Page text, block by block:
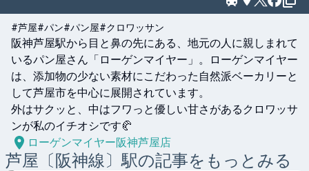
#芦屋#パン#パン屋#クロワッサン
阪神芦屋駅から目と鼻の先にある、地元の人に親しまれて
いるパン屋さん「ローゲンマイヤー」。ローゲンマイヤー
は、添加物の少ない素材にこだわった自然派ベーカリーと
して芦屋市を中心に展開されています。
外はサクッと、中はフワっと優しい甘さがあるクロワッサ
ンが私のイチオシです🥐
ローゲンマイヤー阪神芦屋店
芦屋〔阪神線〕駅の記事をもっとみる